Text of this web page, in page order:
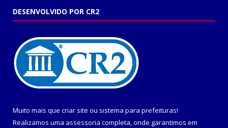
DESENVOLVIDO POR CR2
Muito mais que criar site ou sistema para prefeituras!
Realizamos uma assessoria completa, onde garantimos em